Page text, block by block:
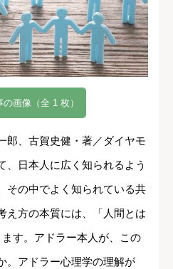
の画像（全 1 枚）
郎、古賀史健・著／ダイヤモ
、日本人に広く知られるよう
その中でよく知られている共
え方の本質には、「人間とは
す。アドラー本人が、この
。アドラー心理学の理解が